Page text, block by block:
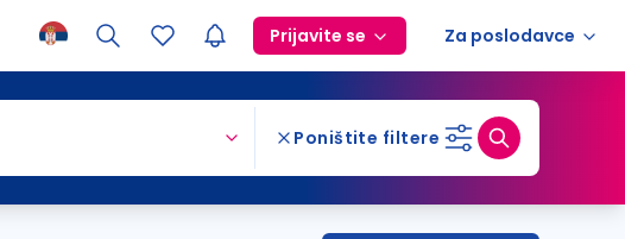
Prijavite se Za poslodavce
Poništite filtere